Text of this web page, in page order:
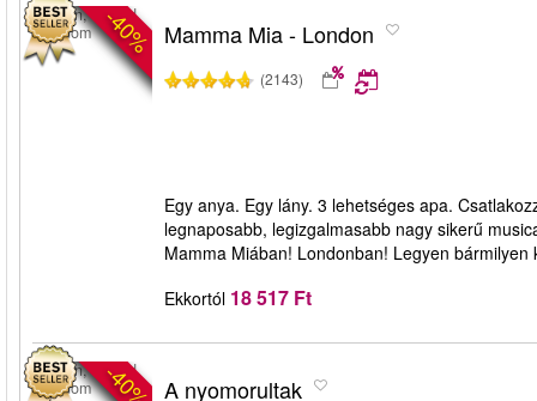
-40%
London, United
Kingdom
Mamma Mia - London
(2143)
Egy anya. Egy lány. 3 lehetséges apa.
legnaposabb, legizgalmasabb nagy sikerű
Mamma Miában! Londonban! Legyen
Ekkortól 18 517 Ft
-40%
London, United
Kingdom
A nyomorultak